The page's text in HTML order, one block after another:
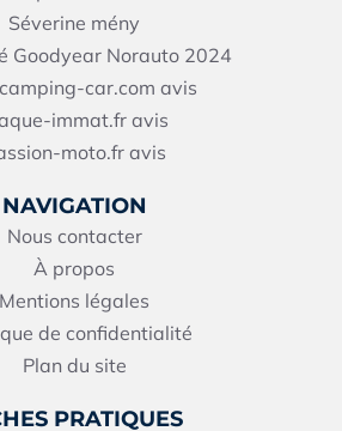
PRATIQUES
NAVIGATION
Nous contacter
À propos
Mentions légales
de confidentialité
Plan du site
Séverine mény
Goodyear Norauto 2024
car.com avis
immat.fr avis
moto.fr avis